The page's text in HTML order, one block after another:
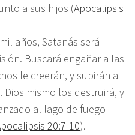
a sus hijos (Apocalipsis
años, Satanás será
Buscará engañar a las
le creerán, y subirán a
Dios mismo los destruirá, y
al lago de fuego
20:7-10).